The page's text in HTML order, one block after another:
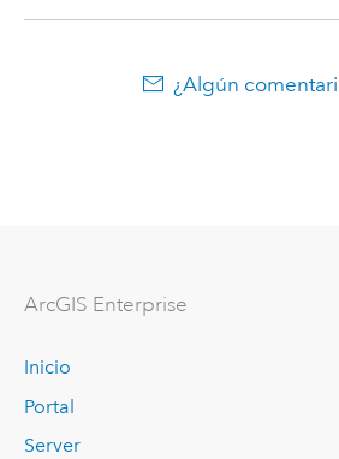
¿Algún
ArcGIS Enterprise
Inicio
Portal
Server